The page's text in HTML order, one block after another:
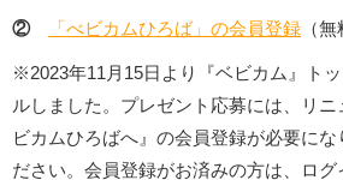
② 「べビカムひろば」の会員登録 （
※2023年11月15日より『ベビカム』ト
ルしました。プレゼント応募には、リ
ビカムひろばへ』の会員登録が必要にな
ださい。会員登録がお済みの方は、ロ